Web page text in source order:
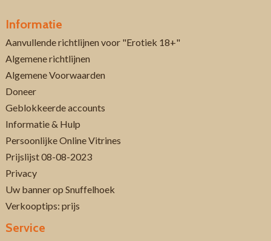
Informatie
Aanvullende richtlijnen voor "Erotiek 18+"
Algemene richtlijnen
Algemene Voorwaarden
Doneer
Geblokkeerde accounts
Informatie & Hulp
Persoonlijke Online Vitrines
Prijslijst 08-08-2023
Privacy
Uw banner op Snuffelhoek
Verkooptips: prijs
Service